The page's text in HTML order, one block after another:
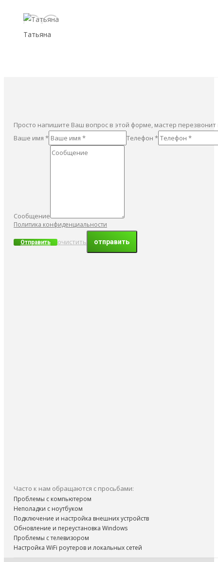
Татьяна
Просто напишите Ваш вопрос в этой форме, мастер
Ваше имя *
Телефон *
Сообщение
Политика конфиденциальности
Отправить очистить
Часто к нам обращаются с просьбами:
Проблемы с компьютером
Неполадки с ноутбуком
Подключение и настройка внешних устройств
Обновление и переустановка Windows
Проблемы с телевизором
Настройка WiFi роутеров и локальных сетей